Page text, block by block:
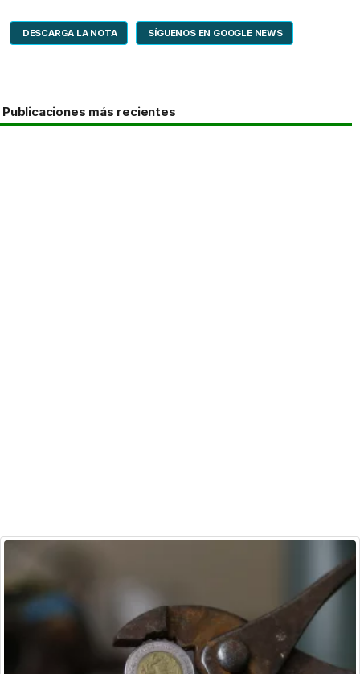
DESCARGA LA NOTA SÍGUENOS EN GOOGLE NEWS
Publicaciones más recientes